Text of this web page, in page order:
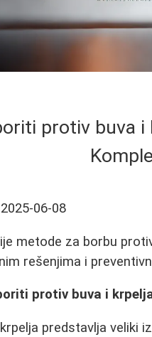
protiv buva
2025-06-08
metode za borbu
rešenjima i
protiv buva i
predstavlja veliki